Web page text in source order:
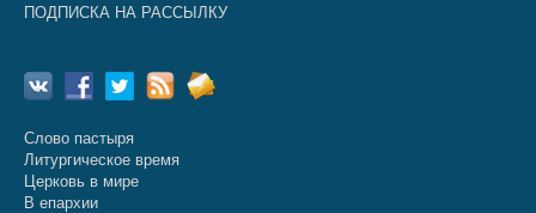
ПОДПИСКА НА РАССЫЛКУ
Слово пастыря
Литургическое время
Церковь в мире
В епархии